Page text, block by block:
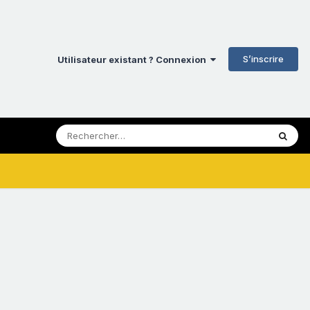
Utilisateur existant ? Connexion S’inscrire